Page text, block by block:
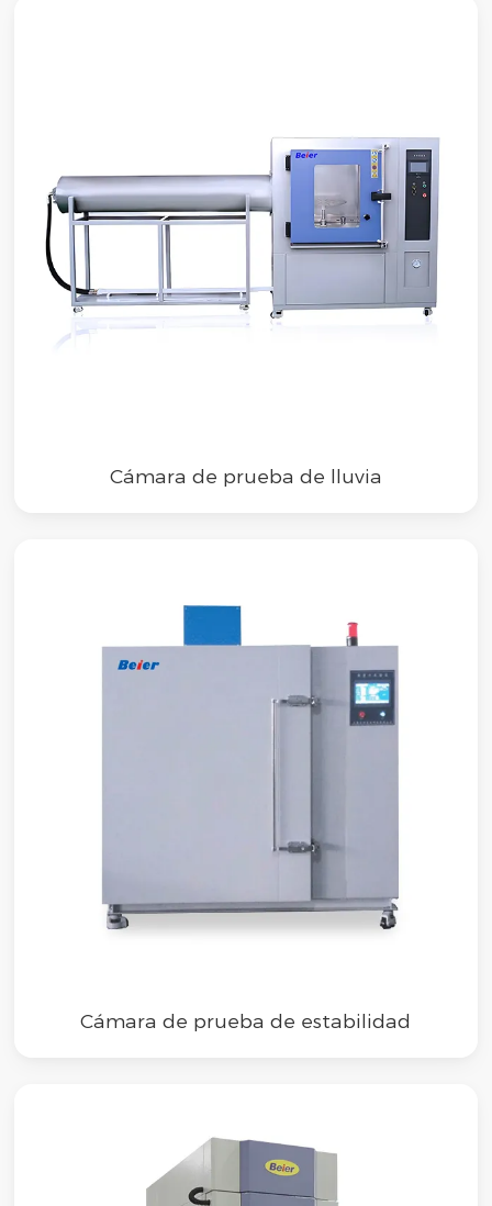
Cámara de prueba de lluvia
Cámara de prueba de estabilidad